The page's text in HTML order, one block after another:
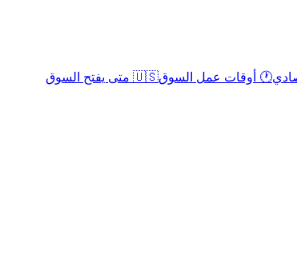
🕐 أوقات عمل السوق
🇺🇸 متى يفتح السوق